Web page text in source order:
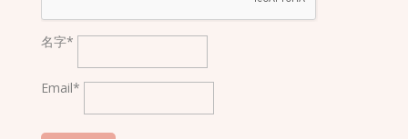
名字*
Email*